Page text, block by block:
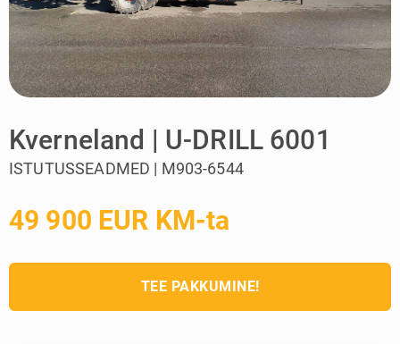
Kverneland | U-DRILL 6001
ISTUTUSSEADMED | M903-6544
49 900 EUR KM-ta
TEE PAKKUMINE!